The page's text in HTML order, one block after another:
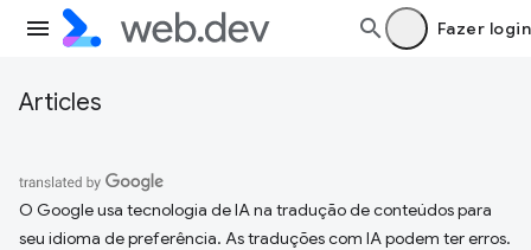
Fazer login
Articles
O Google usa tecnologia de IA na tradução de conteúdos para
seu idioma de preferência. As traduções com IA podem ter erros.